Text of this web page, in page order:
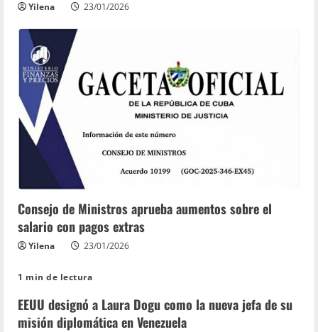
Yilena 23/01/2026
Consejo de Ministros aprueba aumentos sobre el
salario con pagos extras
Yilena 23/01/2026
1 min de lectura
EEUU designó a Laura Dogu como la nueva jefa de su
misión diplomática en Venezuela